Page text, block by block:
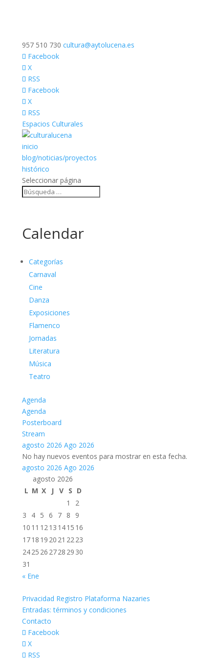
957 510 730 cultura@aytolucena.es
Facebook
X
RSS
Facebook
X
RSS
Espacios Culturales
inicio
blog/noticias/proyectos
histórico
Seleccionar página
Calendar
Categorías
Carnaval
Cine
Danza
Exposiciones
Flamenco
Jornadas
Literatura
Música
Teatro
Agenda
Agenda
Posterboard
Stream
agosto 2026 Ago 2026
No hay nuevos eventos para mostrar en esta fecha.
agosto 2026 Ago 2026
agosto 2026
L M X J V S D
1
2
3
4 5 6 7 8
9
10 11 1213 1415 16
1718 19 20 21 2223
2425 26 2728 29 30
31
« Ene
Privacidad Registro Plataforma Nazaries
Entradas: términos y condiciones
Contacto
Facebook
X
RSS